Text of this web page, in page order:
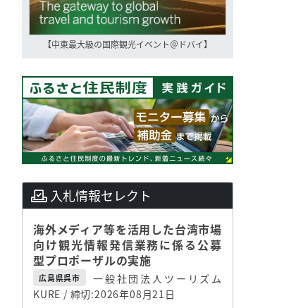
【中東最大級の国際観光イベント＠ドバイ】
入札情報セレクト
海外メディア等を活用した台湾市場
向け観光情報発信業務に係る公募
型プロポーザルの実施
広島県呉市
一般社団法人ツーリズム
KURE / 締切:2026年08月21日